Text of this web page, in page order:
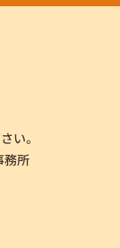
い。
務所